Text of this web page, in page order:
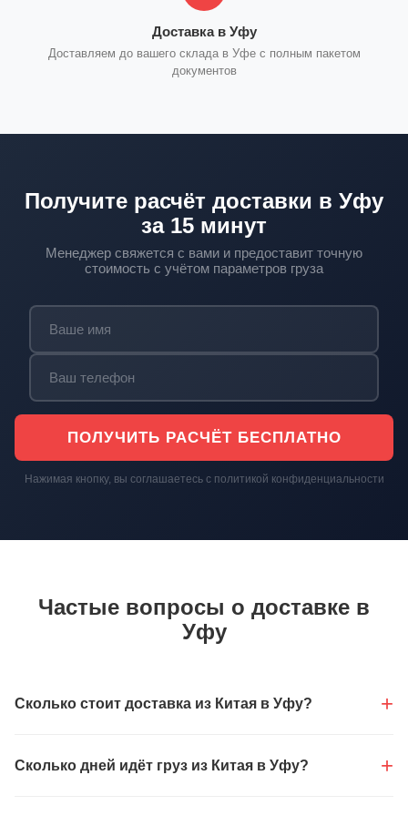
Доставка в Уфу
Доставляем до вашего склада в Уфе с полным пакетом
документов
Получите расчёт доставки в Уфу
за 15 минут
Менеджер свяжется с вами и предоставит точную
стоимость с учётом параметров груза
ПОЛУЧИТЬ РАСЧЁТ БЕСПЛАТНО
Нажимая кнопку, вы соглашаетесь с политикой конфиденциальности
Частые вопросы о доставке в
Уфу
Сколько стоит доставка из Китая в Уфу?
Сколько дней идёт груз из Китая в Уфу?